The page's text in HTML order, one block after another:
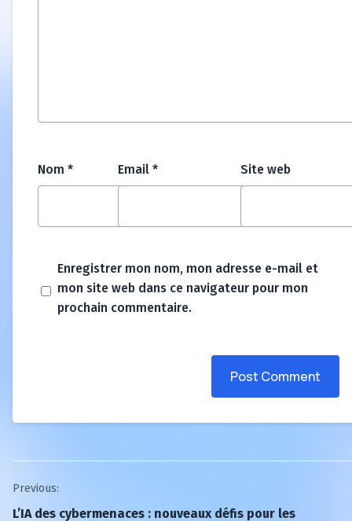
Nom * Email * Site web
Enregistrer mon nom, mon adresse e-mail et
mon site web dans ce navigateur pour mon
prochain commentaire.
Post Comment
Post
Previous:
L’IA des cybermenaces : nouveaux défis pour les